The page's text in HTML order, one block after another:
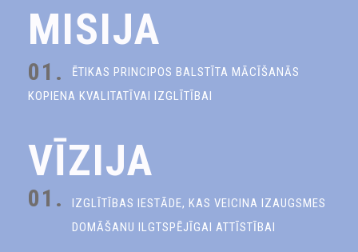
MISIJA
01.
ĒTIKAS PRINCIPOS BALSTĪTA MĀCĪŠANĀS
KOPIENA KVALITATĪVAI IZGLĪTĪBAI
VĪZIJA
01.
IZGLĪTĪBAS IESTĀDE, KAS VEICINA IZAUGSMES
DOMĀŠANU ILGTSPĒJĪGAI ATTĪSTĪBAI